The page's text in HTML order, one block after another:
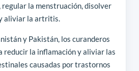
la menstruación, disolver
aliviar la artritis.
y Pakistán, los curanderos
reducir la inflamación y aliviar las
causadas por trastornos